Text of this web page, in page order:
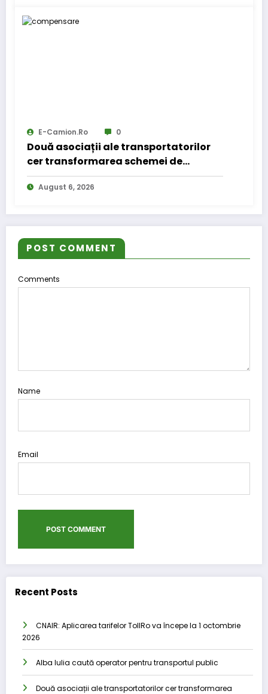
E-Camion.ro 0
Două asociații ale transportatorilor
cer transformarea schemei de
compensare a accizei în mecanism
permanent
August 6, 2026
POST COMMENT
Comments
Name
Email
Recent Posts
CNAIR: Aplicarea tarifelor TollRo va începe la 1 octombrie
2026
Alba Iulia caută operator pentru transportul public
Două asociații ale transportatorilor cer transformarea